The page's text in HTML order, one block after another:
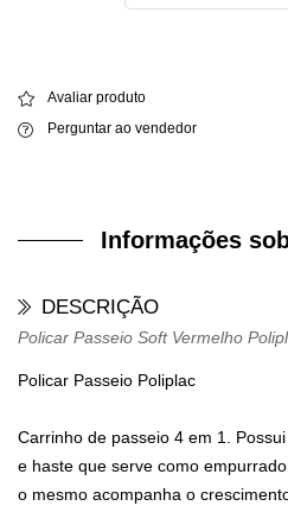
Avaliar produto
Perguntar ao vendedor
Informações
DESCRIÇÃO
Policar Passeio Soft Vermelho
Policar Passeio Poliplac
Carrinho de passeio 4 em 1.
e haste que serve como
o mesmo acompanha o